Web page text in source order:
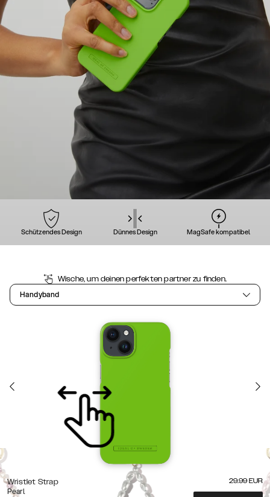
Schützendes Design Dünnes Design MagSafe kompatibel
Wische, um deinen perfekten partner zu finden.
Handyband
Wristlet Strap
Pearl
29.99 EUR